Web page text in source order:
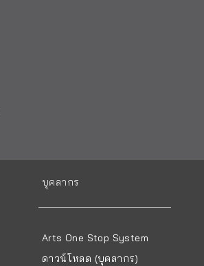
บุคลากร
Arts One Stop System
ดาวน์โหลด (บุคลากร)